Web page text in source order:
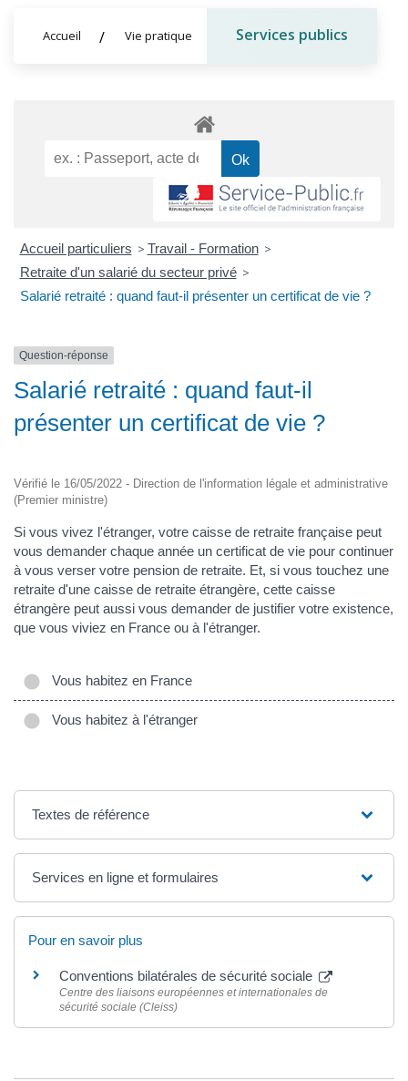
Accueil Vie pratique Services publics
Accueil particuliers > Travail - Formation >
Retraite d'un salarié du secteur privé >
Salarié retraité : quand faut-il présenter un certificat de vie ?
Question-réponse
Salarié retraité : quand faut-il
présenter un certificat de vie ?
Vérifié le 16/05/2022 - Direction de l'information légale et administrative
(Premier ministre)
Si vous vivez l'étranger, votre caisse de retraite française peut
vous demander chaque année un certificat de vie pour continuer
à vous verser votre pension de retraite. Et, si vous touchez une
retraite d'une caisse de retraite étrangère, cette caisse
étrangère peut aussi vous demander de justifier votre existence,
que vous viviez en France ou à l'étranger.
Vous habitez en France
Vous habitez à l'étranger
Textes de référence
Services en ligne et formulaires
Pour en savoir plus
Conventions bilatérales de sécurité sociale
Centre des liaisons européennes et internationales de
sécurité sociale (Cleiss)